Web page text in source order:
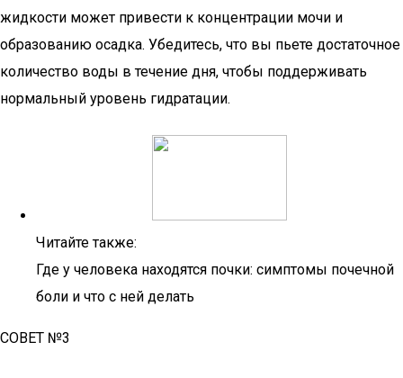
жидкости может привести к концентрации мочи и
образованию осадка. Убедитесь, что вы пьете достаточное
количество воды в течение дня, чтобы поддерживать
нормальный уровень гидратации.
Читайте также:
Где у человека находятся почки: симптомы почечной
боли и что с ней делать
СОВЕТ №3